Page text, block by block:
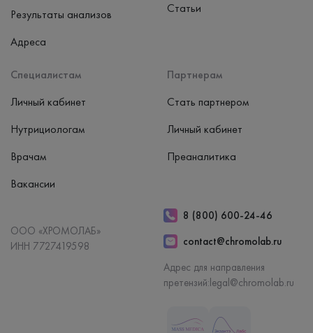
Результаты анализов
Адреса
Специалистам
Личный кабинет
Нутрициологам
Врачам
Вакансии
Партнерам
Стать партнером
Личный кабинет
Преаналитика
Статьи
ООО «ХРОМОЛАБ»
ИНН 7727419598
8 (800) 600-24-46
contact@chromolab.ru
Адрес для направления
претензий:legal@chromolab.ru